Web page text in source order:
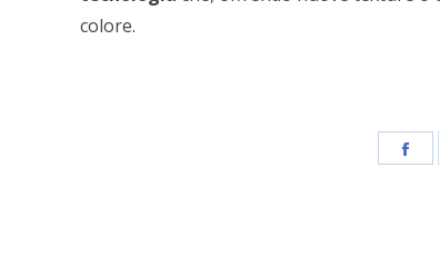
colore.